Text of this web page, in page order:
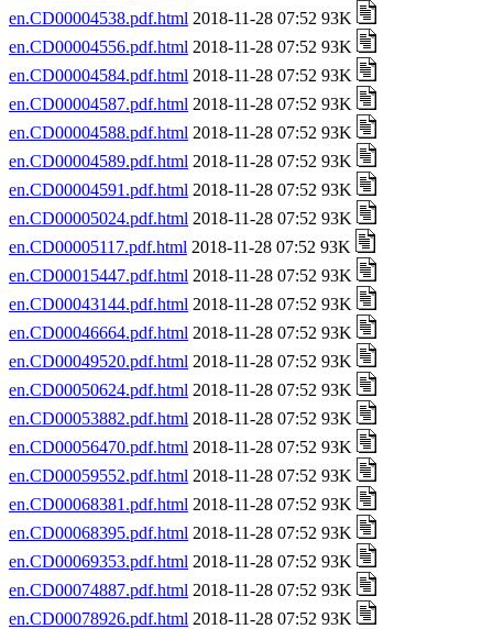
en.CD00004538.pdf.html 2018-11-28 07:52 93K
en.CD00004556.pdf.html 2018-11-28 07:52 93K
en.CD00004584.pdf.html 2018-11-28 07:52 93K
en.CD00004587.pdf.html 2018-11-28 07:52 93K
en.CD00004588.pdf.html 2018-11-28 07:52 93K
en.CD00004589.pdf.html 2018-11-28 07:52 93K
en.CD00004591.pdf.html 2018-11-28 07:52 93K
en.CD00005024.pdf.html 2018-11-28 07:52 93K
en.CD00005117.pdf.html 2018-11-28 07:52 93K
en.CD00015447.pdf.html 2018-11-28 07:52 93K
en.CD00043144.pdf.html 2018-11-28 07:52 93K
en.CD00046664.pdf.html 2018-11-28 07:52 93K
en.CD00049520.pdf.html 2018-11-28 07:52 93K
en.CD00050624.pdf.html 2018-11-28 07:52 93K
en.CD00053882.pdf.html 2018-11-28 07:52 93K
en.CD00056470.pdf.html 2018-11-28 07:52 93K
en.CD00059552.pdf.html 2018-11-28 07:52 93K
en.CD00068381.pdf.html 2018-11-28 07:52 93K
en.CD00068395.pdf.html 2018-11-28 07:52 93K
en.CD00069353.pdf.html 2018-11-28 07:52 93K
en.CD00074887.pdf.html 2018-11-28 07:52 93K
en.CD00078926.pdf.html 2018-11-28 07:52 93K